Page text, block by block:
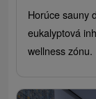
Horúce sauny
eukalyptová
wellness zónu.